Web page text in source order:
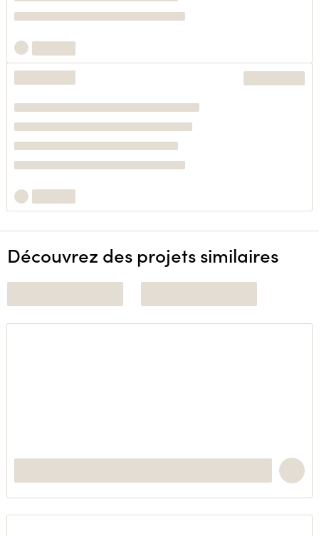
Découvrez des projets similaires